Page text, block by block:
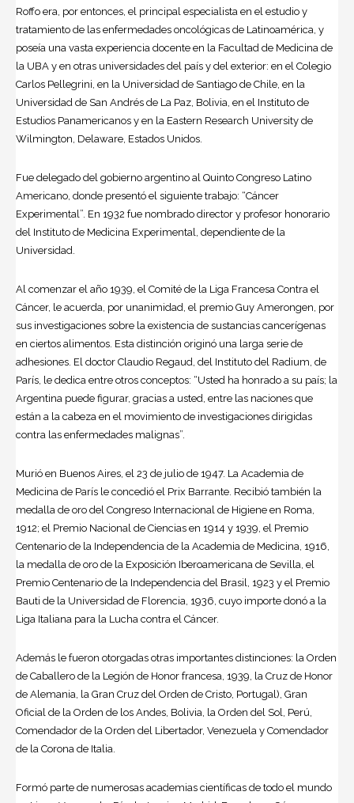
Roffo era, por entonces, el principal especialista en el estudio y
tratamiento de las enfermedades oncológicas de Latinoamérica, y
poseí­a una vasta experiencia docente en la Facultad de Medicina de
la UBA y en otras universidades del paí­s y del exterior: en el Colegio
Carlos Pellegrini, en la Universidad de Santiago de Chile, en la
Universidad de San Andrés de La Paz, Bolivia, en el Instituto de
Estudios Panamericanos y en la Eastern Research University de
Wilmington, Delaware, Estados Unidos.
Fue delegado del gobierno argentino al Quinto Congreso Latino
Americano, donde presentó el siguiente trabajo: “Cáncer
Experimental”. En 1932 fue nombrado director y profesor honorario
del Instituto de Medicina Experimental, dependiente de la
Universidad.
Al comenzar el año 1939, el Comité de la Liga Francesa Contra el
Cáncer, le acuerda, por unanimidad, el premio Guy Amerongen, por
sus investigaciones sobre la existencia de sustancias cancerígenas
en ciertos alimentos. Esta distinción originó una larga serie de
adhesiones. El doctor Claudio Regaud, del Instituto del Radium, de
París, le dedica entre otros conceptos: “Usted ha honrado a su país; la
Argentina puede figurar, gracias a usted, entre las naciones que
están a la cabeza en el movimiento de investigaciones dirigidas
contra las enfermedades malignas”.
Murió en Buenos Aires, el 23 de julio de 1947. La Academia de
Medicina de París le concedió el Prix Barrante. Recibió también la
medalla de oro del Congreso Internacional de Higiene en Roma,
1912; el Premio Nacional de Ciencias en 1914 y 1939, el Premio
Centenario de la Independencia de la Academia de Medicina, 1916,
la medalla de oro de la Exposición Iberoamericana de Sevilla, el
Premio Centenario de la Independencia del Brasil, 1923 y el Premio
Bauti de la Universidad de Florencia, 1936, cuyo importe donó a la
Liga Italiana para la Lucha contra el Cáncer.
Además le fueron otorgadas otras importantes distinciones: la Orden
de Caballero de la Legión de Honor francesa, 1939, la Cruz de Honor
de Alemania, la Gran Cruz del Orden de Cristo, Portugal), Gran
Oficial de la Orden de los Andes, Bolivia, la Orden del Sol, Perú,
Comendador de la Orden del Libertador, Venezuela y Comendador
de la Corona de Italia.
Formó parte de numerosas academias cientí­ficas de todo el mundo